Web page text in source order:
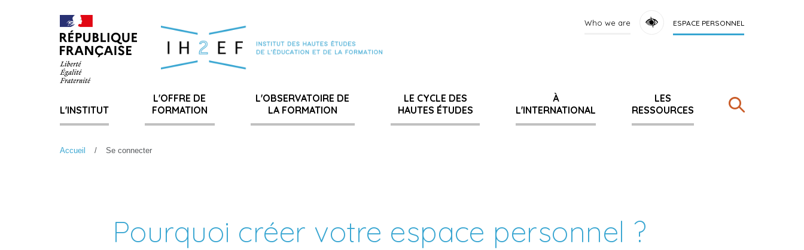
Who we are ESPACE PERSONNEL
L'INSTITUT
L'OFFRE DE
FORMATION
L'OBSERVATOIRE DE
LA FORMATION
LE CYCLE DES
HAUTES ÉTUDES
À
L'INTERNATIONAL
LES
RESSOURCES
Rechercher
Accueil Se connecter
Pourquoi créer votre espace personnel ?